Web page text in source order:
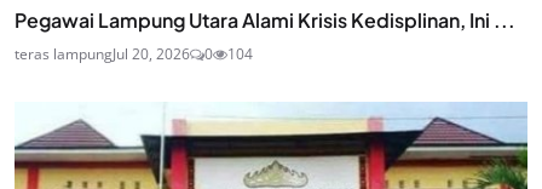
Pegawai Lampung Utara Alami Krisis Kedisplinan, Ini ...
teras lampungJul 20, 2026 0 104